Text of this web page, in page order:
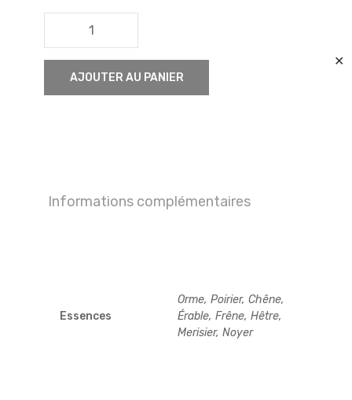
✕
Requin
AJOUTER AU PANIER
Informations complémentaires
Essences
Orme, Poirier, Chêne,
Érable, Frêne, Hêtre,
Merisier, Noyer